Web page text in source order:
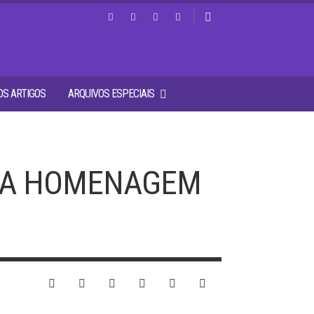
ARTIGOS ARQUIVOS ESPECIAIS
HOMENAGEM